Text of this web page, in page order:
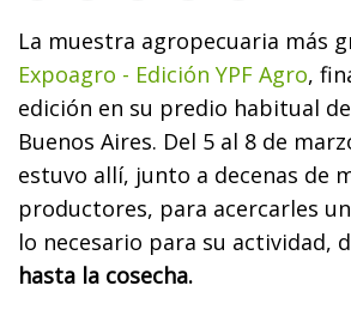
La muestra agropecuaria más
Expoagro - Edición YPF Agro,
edición en su predio habitual
Buenos Aires. Del 5 al 8 de
estuvo allí, junto a decenas de
productores, para acercarles
lo necesario para su actividad,
hasta la cosecha.